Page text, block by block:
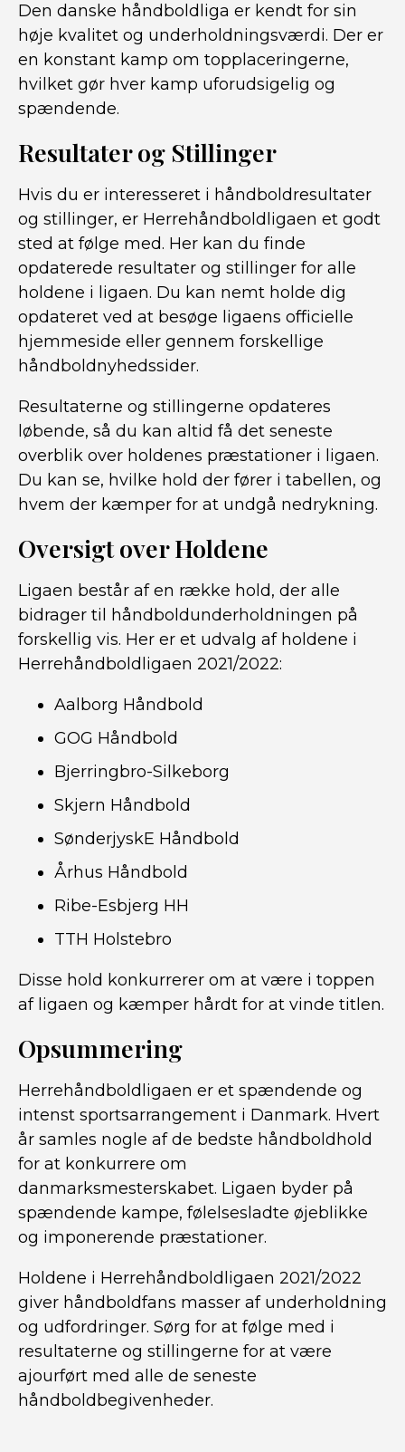
Den danske håndboldliga er kendt for sin
høje kvalitet og underholdningsværdi. Der er
en konstant kamp om topplaceringerne,
hvilket gør hver kamp uforudsigelig og
spændende.
Resultater og Stillinger
Hvis du er interesseret i håndboldresultater
og stillinger, er Herrehåndboldligaen et godt
sted at følge med. Her kan du finde
opdaterede resultater og stillinger for alle
holdene i ligaen. Du kan nemt holde dig
opdateret ved at besøge ligaens officielle
hjemmeside eller gennem forskellige
håndboldnyhedssider.
Resultaterne og stillingerne opdateres
løbende, så du kan altid få det seneste
overblik over holdenes præstationer i ligaen.
Du kan se, hvilke hold der fører i tabellen, og
hvem der kæmper for at undgå nedrykning.
Oversigt over Holdene
Ligaen består af en række hold, der alle
bidrager til håndboldunderholdningen på
forskellig vis. Her er et udvalg af holdene i
Herrehåndboldligaen 2021/2022:
Aalborg Håndbold
GOG Håndbold
Bjerringbro-Silkeborg
Skjern Håndbold
SønderjyskE Håndbold
Århus Håndbold
Ribe-Esbjerg HH
TTH Holstebro
Disse hold konkurrerer om at være i toppen
af ligaen og kæmper hårdt for at vinde titlen.
Opsummering
Herrehåndboldligaen er et spændende og
intenst sportsarrangement i Danmark. Hvert
år samles nogle af de bedste håndboldhold
for at konkurrere om
danmarksmesterskabet. Ligaen byder på
spændende kampe, følelsesladte øjeblikke
og imponerende præstationer.
Holdene i Herrehåndboldligaen 2021/2022
giver håndboldfans masser af underholdning
og udfordringer. Sørg for at følge med i
resultaterne og stillingerne for at være
ajourført med alle de seneste
håndboldbegivenheder.